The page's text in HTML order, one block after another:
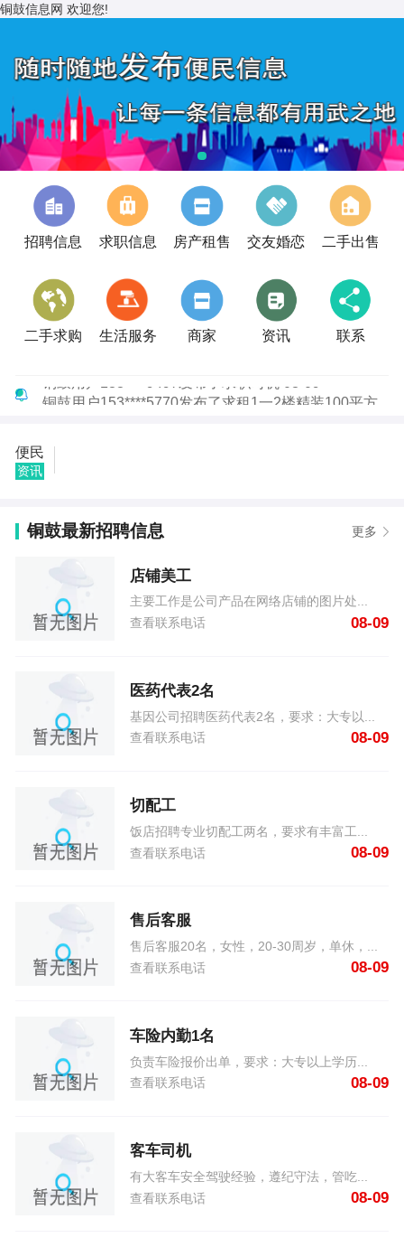
铜鼓信息网 欢迎您!
招聘信息 求职信息 房产租售 交友婚恋 二手出售
二手求购 生活服务 商家 资讯 联系
铜鼓用户153****5770发布了求租1一2楼精装100平方
铜鼓用户176****0894发布了18年奔腾X40自动高配
08-09
铜鼓用户151****9081发布了求职（寒假工） 08-09
瓦，复合板，各种... 08-09
铜鼓用户139****5992发布了家电水电制冷维修 08-09
铜鼓用户187****1062发布了回收二手物品 08-09
铜鼓用户188****9497发布了求职司机 08-09
便民
资讯
铜鼓最新招聘信息 更多
店铺美工
主要工作是公司产品在网络店铺的图片处...
查看联系电话
08-09
医药代表2名
基因公司招聘医药代表2名，要求：大专以...
查看联系电话
08-09
切配工
饭店招聘专业切配工两名，要求有丰富工...
查看联系电话
08-09
售后客服
售后客服20名，女性，20-30周岁，单休，...
查看联系电话
08-09
车险内勤1名
负责车险报价出单，要求：大专以上学历...
查看联系电话
08-09
客车司机
有大客车安全驾驶经验，遵纪守法，管吃...
查看联系电话
08-09